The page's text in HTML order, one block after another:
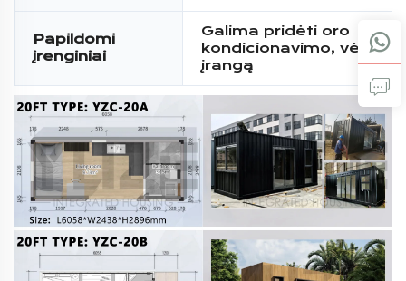
Papildomi
įrenginiai
Galima pridėti oro
kondicionavimo,
įrangą